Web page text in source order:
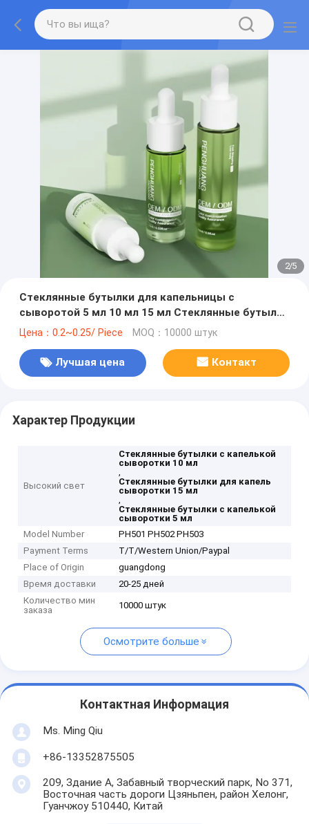
2/5
Стеклянные бутылки для капельницы с
сыворотой 5 мл 10 мл 15 мл Стеклянные бутылки
для эфирного масла
Цена：0.2~0.25/ Piece MOQ：10000 штук
Лучшая цена Контакт
Характер Продукции
Высокий свет
Стеклянные бутылки с капелькой
сыворотки 10 мл
,
Стеклянные бутылки для капель
сыворотки 15 мл
,
Стеклянные бутылки с капелькой
сыворотки 5 мл
Model Number
PH501 PH502 PH503
Payment Terms
T/T/Western Union/Paypal
Place of Origin
guangdong
Время доставки
20-25 дней
Количество мин
заказа
10000 штук
Осмотрите больше
Контактная Информация
Ms. Ming Qiu
+86-13352875505
209, Здание А, Забавный творческий парк, No 371,
Восточная часть дороги Цзяньпен, район Хелонг,
Гуанчжоу 510440, Китай